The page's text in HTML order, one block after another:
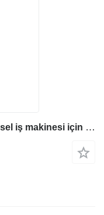
Holset HE341VE pentru motor diesel iş makinesi için turbo turbo kompresör